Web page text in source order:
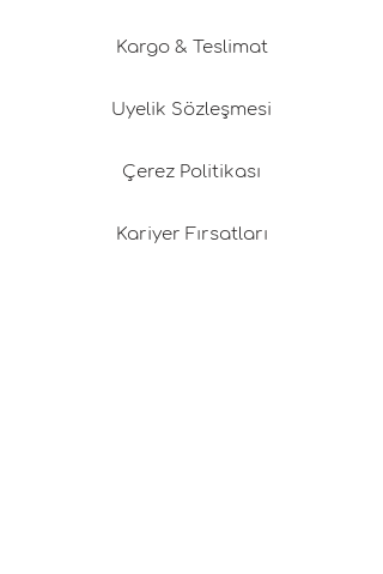
Kargo & Teslimat
Üyelik Sözleşmesi
Çerez Politikası
Kariyer Fırsatları